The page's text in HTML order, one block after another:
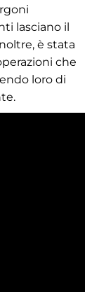
lasciano il
è stata
che
loro di